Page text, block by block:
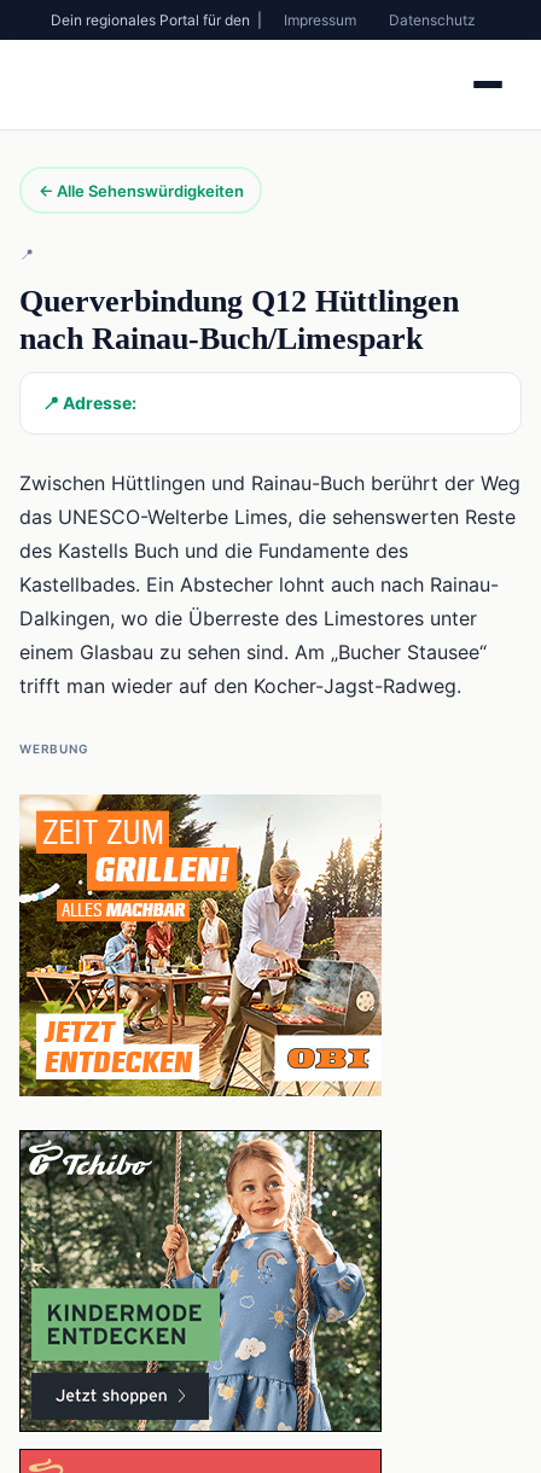
Dein regionales Portal für den | Impressum Datenschutz
← Alle Sehenswürdigkeiten
📍
Querverbindung Q12 Hüttlingen
nach Rainau-Buch/Limespark
📍 Adresse:
Zwischen Hüttlingen und Rainau-Buch berührt der Weg
das UNESCO-Welterbe Limes, die sehenswerten Reste
des Kastells Buch und die Fundamente des
Kastellbades. Ein Abstecher lohnt auch nach Rainau-
Dalkingen, wo die Überreste des Limestores unter
einem Glasbau zu sehen sind. Am „Bucher Stausee“
trifft man wieder auf den Kocher-Jagst-Radweg.
WERBUNG